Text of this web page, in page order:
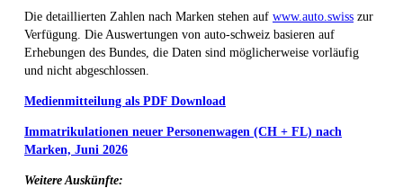
Die detaillierten Zahlen nach Marken stehen auf www.auto.swiss zur
Verfügung. Die Auswertungen von auto-schweiz basieren auf
Erhebungen des Bundes, die Daten sind möglicherweise vorläufig
und nicht abgeschlossen.
Medienmitteilung als PDF Download
Immatrikulationen neuer Personenwagen (CH + FL) nach
Marken, Juni 2026
Weitere Auskünfte: